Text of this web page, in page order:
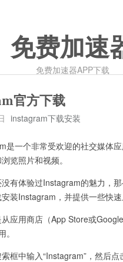
免费加速
免费加速器APP下载
官方下载
instagram下载安装
一个非常受欢迎的社交媒体应
览照片和视频。
体验过Instagram的魅力，那
装Instagram，并提供一些快速
用商店（App Store或
中输入“Instagram”，然后点